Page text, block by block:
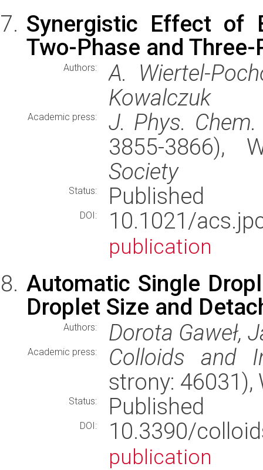
Synergistic Effect of
Two-Phase and
Authors:
A. Wiertel-
Kowalczuk
Academic press:
J. Phys. Chem.
3855-3866),
Society
Status: Published
DOI: 10.1021/
publication
Automatic Single
Droplet Size and
Authors: Dorota Gaweł,
Academic press:
Colloids and
strony:
Status: Published
DOI: 10.3390/
publication